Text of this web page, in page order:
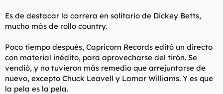
Es de destacar la carrera en solitario de Dickey Betts,
mucho más de rollo country.
Poco tiempo después, Capricorn Records editó un directo
con material inédito, para aprovecharse del tirón. Se
vendió, y no tuvieron más remedio que arrejuntarse de
nuevo, excepto Chuck Leavell y Lamar Williams. Y es que
la pela es la pela.